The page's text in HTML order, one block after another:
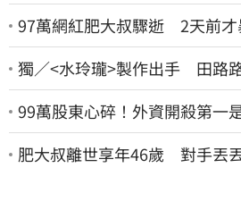
97萬網紅肥大叔驟逝 2天前才
獨／<水玲瓏>製作出手 田路
99萬股東心碎！外資開殺第一
股價重挫近5%
肥大叔離世享年46歲 對手丟